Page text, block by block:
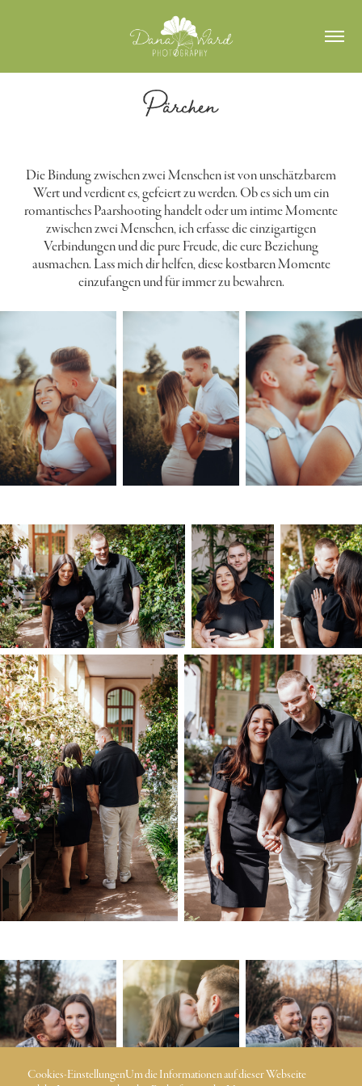
Pärchen
Die Bindung zwischen zwei Menschen ist von unschätzbarem
Wert und verdient es, gefeiert zu werden. Ob es sich um ein
romantisches Paarshooting handelt oder um intime Momente
zwischen zwei Menschen, ich erfasse die einzigartigen
Verbindungen und die pure Freude, die eure Beziehung
ausmachen. Lass mich dir helfen, diese kostbaren Momente
einzufangen und für immer zu bewahren.
Cookies-EinstellungenUm die Informationen auf dieser Webseite